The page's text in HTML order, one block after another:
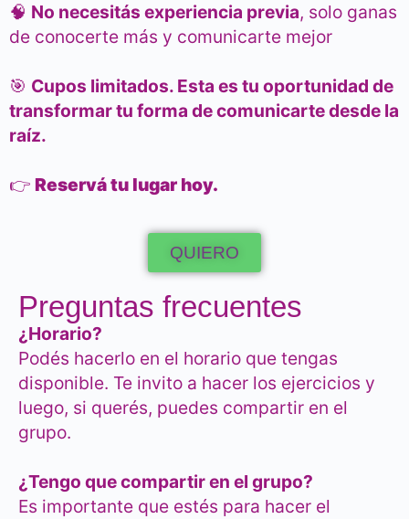
🧠 No necesitás experiencia previa, solo ganas
de conocerte más y comunicarte mejor
🎯 Cupos limitados. Esta es tu oportunidad de
transformar tu forma de comunicarte desde la
raíz.
👉 Reservá tu lugar hoy.
QUIERO
Preguntas frecuentes
¿Horario?
Podés hacerlo en el horario que tengas
disponible. Te invito a hacer los ejercicios y
luego, si querés, puedes compartir en el
grupo.
¿Tengo que compartir en el grupo?
Es importante que estés para hacer el